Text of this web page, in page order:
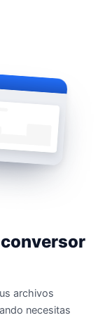
archivos
necesitas